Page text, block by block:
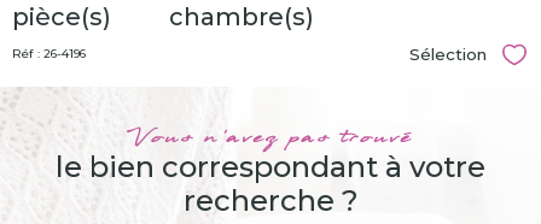
pièce(s) chambre(s)
Réf : 26-4196 Sélection
Vous n'avez pas trouvé
le bien correspondant à votre
recherche ?